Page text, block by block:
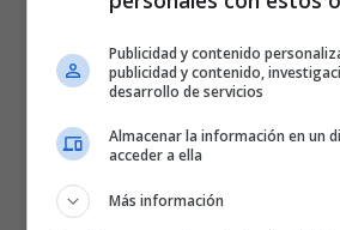
Publicidad y contenido
publicidad y contenido,
desarrollo de servicios
Almacenar la información en un
acceder a ella
Más información